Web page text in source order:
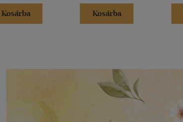
Kosárba
Kosárba